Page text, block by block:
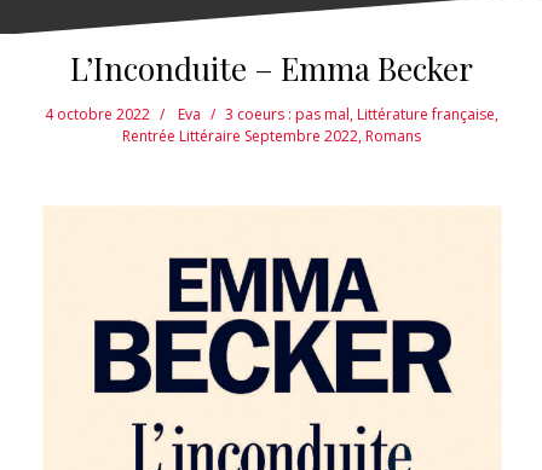
L’Inconduite – Emma Becker
4 octobre 2022 Eva 3 coeurs : pas mal,Littérature française,
Rentrée Littéraire Septembre 2022,Romans